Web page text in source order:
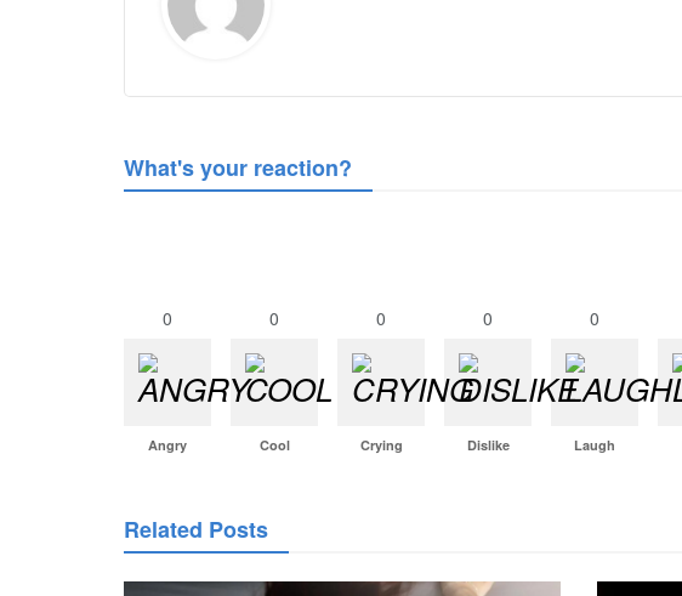
What's your reaction?
0
Angry
0
Cool
0
Crying
0
Dislike
0
Laugh
Related Posts